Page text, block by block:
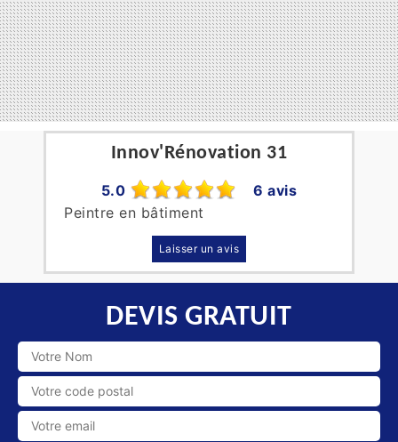
Innov'Rénovation 31
5.0
6 avis
Peintre en bâtiment
Laisser un avis
DEVIS GRATUIT